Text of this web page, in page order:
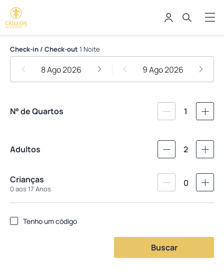
Crillon Palace Hotel
Check-in / Check-out 1 Noite
8 Ago 2026 9 Ago 2026
N° de Quartos 1
Adultos 2
Crianças
0 aos 17 Anos
0
Tenho um código
Buscar